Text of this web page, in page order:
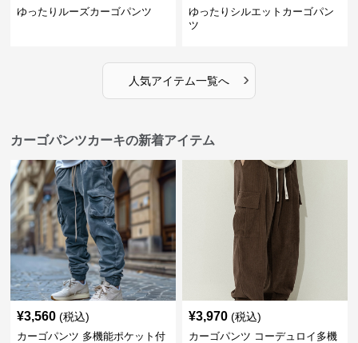
ゆったりルーズカーゴパンツ
ゆったりシルエットカーゴパン
ツ
人気アイテム一覧へ ›
カーゴパンツカーキの新着アイテム
¥3,560 (税込)
カーゴパンツ 多機能ポケット付
¥3,970 (税込)
カーゴパンツ コーデュロイ多機